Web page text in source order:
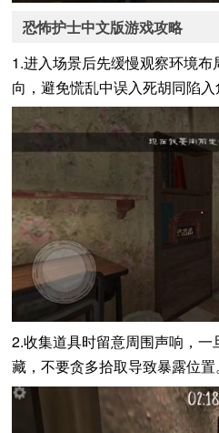
恐怖护士中文版游戏攻略
1.进入场景后先缓慢观察环境
向，避免慌乱中误入死胡同陷入
2.收集道具时留意周围声响，
藏，不要贪多拾取导致暴露位置。